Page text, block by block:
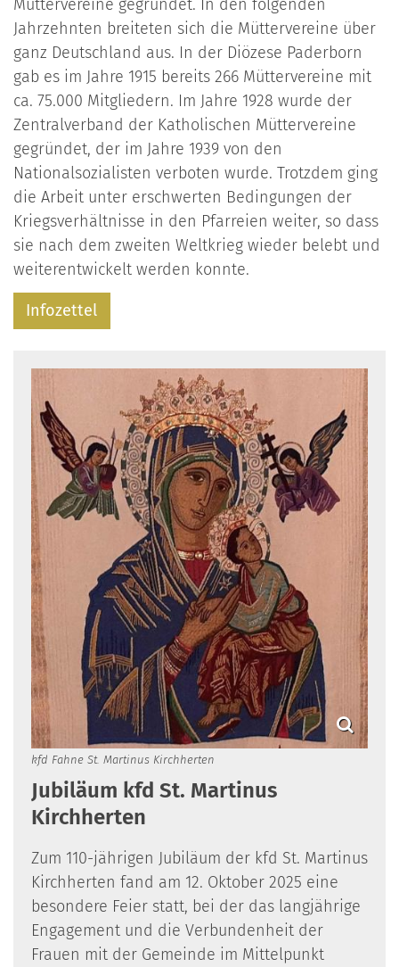
Müttervereine gegründet. In den folgenden
Jahrzehnten breiteten sich die Müttervereine über
ganz Deutschland aus. In der Diözese Paderborn
gab es im Jahre 1915 bereits 266 Müttervereine mit
ca. 75.000 Mitgliedern. Im Jahre 1928 wurde der
Zentralverband der Katholischen Müttervereine
gegründet, der im Jahre 1939 von den
Nationalsozialisten verboten wurde. Trotzdem ging
die Arbeit unter erschwerten Bedingungen der
Kriegsverhältnisse in den Pfarreien weiter, so dass
sie nach dem zweiten Weltkrieg wieder belebt und
weiterentwickelt werden konnte.
Infozettel
kfd Fahne St. Martinus Kirchherten
Jubiläum kfd St. Martinus
Kirchherten
Zum 110-jährigen Jubiläum der kfd St. Martinus
Kirchherten fand am 12. Oktober 2025 eine
besondere Feier statt, bei der das langjährige
Engagement und die Verbundenheit der
Frauen mit der Gemeinde im Mittelpunkt